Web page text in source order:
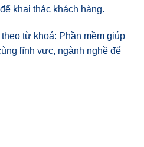
khai thác khách hàng.
từ khoá: Phần mềm giúp
lĩnh vực, ngành nghề để